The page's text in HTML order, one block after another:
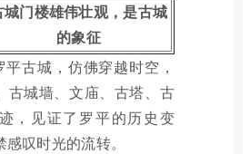
城门楼雄伟壮观，是古城
的象征
平古城，仿佛穿越时空，
古城墙、文庙、古塔、古
，见证了罗平的历史变
叹时光的流转。